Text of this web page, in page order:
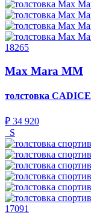
18265
Max Mara MM
толстовка CADICE
₽ 34 920
S
17091